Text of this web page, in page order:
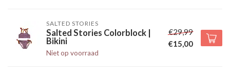
SALTED STORIES
Salted Stories Colorblock |
Bikini
Niet op voorraad
€29,99
€15,00